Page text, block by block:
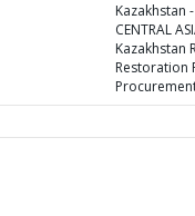
Kazakhstan
CENTRAL
Kazakhstan
Restoration